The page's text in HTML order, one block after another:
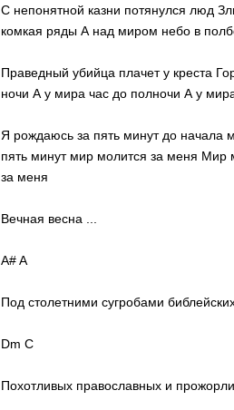
С непонятной казни потянулся люд
комкая ряды А над миром небо в
Праведный убийца плачет у креста
ночи А у мира час до полночи А у
Я рождаюсь за пять минут до начала
пять минут мир молится за меня
за меня
Вечная весна ...
A# A
Под столетними сугробами
Dm C
Похотливых православных и